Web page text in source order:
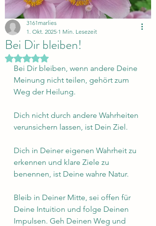
Bei Dir bleiben!
3161marlies
1. Okt. 2025 1 Min. Lesezeit
Mit NaN von 5 Sternen bewertet.
Bei Dir bleiben, wenn andere Deine
Meinung nicht teilen, gehört zum
Weg der Heilung.
Dich nicht durch andere Wahrheiten
verunsichern lassen, ist Dein Ziel.
Dich in Deiner eigenen Wahrheit zu
erkennen und klare Ziele zu
benennen, ist Deine wahre Natur.
Bleib in Deiner Mitte, sei offen für
Deine Intuition und folge Deinen
Impulsen. Geh Deinen Weg und